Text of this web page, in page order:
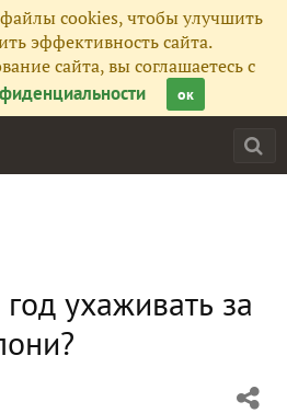
cookies, чтобы улучшить
эффективность сайта.
сайта, вы соглашаетесь с
ок
ухаживать за